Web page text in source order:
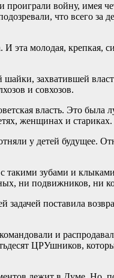
войну, имея
что всего за
эта молодая, крепкая,
захватившей
и совхозов.
власть. Это была
женщинах и стариках.
у детей будущее.
такими зубами и
ни подвижников, ни
задачей поставила
и
ЦРУшников,